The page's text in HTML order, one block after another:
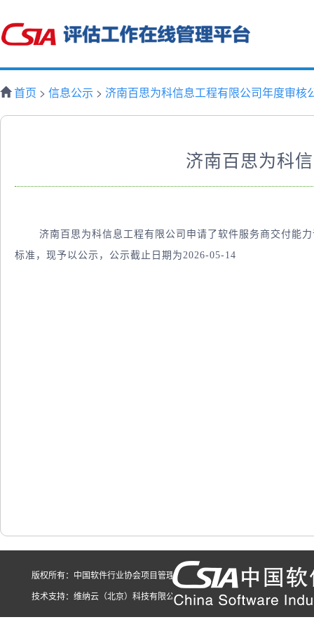
首页 > 信息公示 > 济南百思为科信息工程有限公司年度审核
济南百思为科
济南百思为科信息工程有限公司申请了软件服务商交付能力
标准，现予以公示，公示截止日期为2026-05-14
版权所有：中国软件行业协会项目管理专委会 地址：北京市海淀区中软
技术支持： 维纳云（北京）科技有限公司京备案号：京ICP备